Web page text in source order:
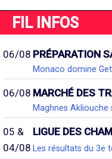
FIL INFOS
06/08 PRÉPARATION
Monaco domine
06/08 MARCHÉ DES
Maghnes Akliouche
05 &
04/08
LIGUE DES
Les résultats du 3e